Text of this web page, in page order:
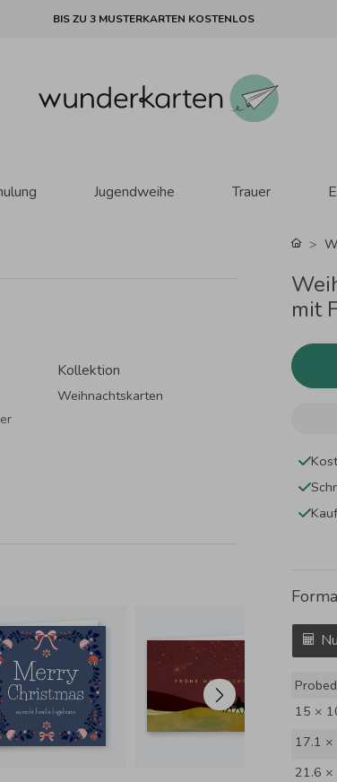
BIS ZU 3 MUSTERKARTEN KOSTENLOS
Jugendweihe Trauer
Kollektion
Weihnachtskarten
mit
15 ×
17.1 ×
21.6 ×